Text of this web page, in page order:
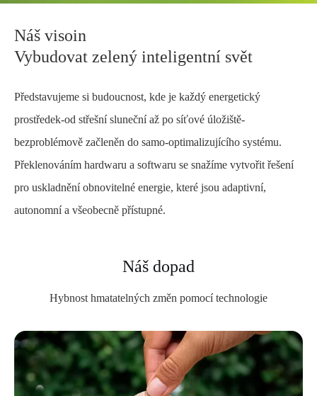
Náš visoin
Vybudovat zelený inteligentní svět
Představujeme si budoucnost, kde je každý energetický
prostředek-od střešní sluneční až po síťové úložiště-
bezproblémově začleněn do samo-optimalizujícího systému.
Překlenováním hardwaru a softwaru se snažíme vytvořit řešení
pro uskladnění obnovitelné energie, které jsou adaptivní,
autonomní a všeobecně přístupné.
Náš dopad
Hybnost hmatatelných změn pomocí technologie